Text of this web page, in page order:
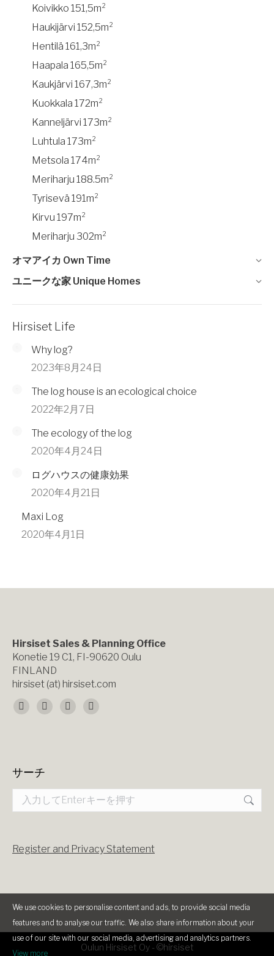
Koivikko 151,5m²
Haukijärvi 152,5m²
Hentilä 161,3m²
Haapala 165,5m²
Kaukjärvi 167,3m²
Kuokkala 172m²
Kanneljärvi 173m²
Luhtula 173m²
Metsola 174m²
Meriharju 188.5m²
Tyrisevä 191m²
Kirvu 197m²
Meriharju 302m²
オマアイカ Own Time
ユニークな家 Unique Homes
Hirsiset Life
Why log?
2023年8月24日
The log house is an ecological choice
2022年2月7日
The ecology of the log
2020年4月24日
ログハウスの健康効果
2020年4月21日
Maxi Log
2020年4月1日
Hirsiset Sales & Planning Office
Konetie 19 C1, FI-90620 Oulu
FINLAND
hirsiset (at) hirsiset.com
Find us on:
Facebook
new
X
new
YouTube
new
Instagram
new
サーチ
Search:
Register and Privacy Statement
Oulun Hirsiset Oy - ©hirsiset
We use cookies to personalise content and ads, to provide social media
features and to analyse our traffic. We also share information about your
use of our site with our social media, advertising and analytics partners.
View more